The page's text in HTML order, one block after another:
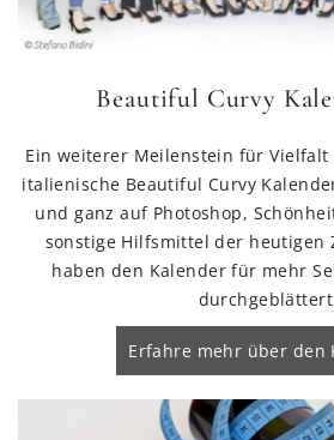
Beautiful Curvy
Ein weiterer Meilenstein für
italienische Beautiful Curvy
und ganz auf Photoshop,
sonstige Hilfsmittel der heutigen
haben den Kalender für mehr
Erfahre mehr über den